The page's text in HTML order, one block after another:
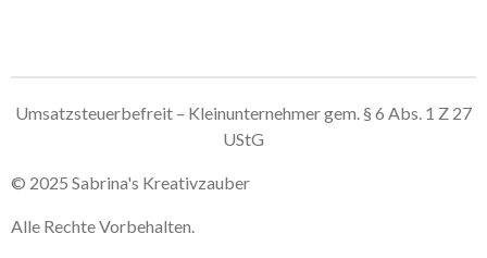
n
n
n
n
Umsatzsteuerbefreit – Kleinunternehmer gem. § 6 Abs. 1 Z 27
UStG
© 2025 Sabrina's Kreativzauber
Alle Rechte Vorbehalten.